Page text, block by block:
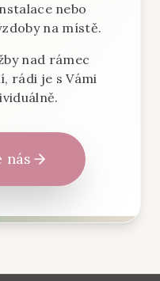
nebo
na místě.
nad rámec
rádi je s Vámi
nás